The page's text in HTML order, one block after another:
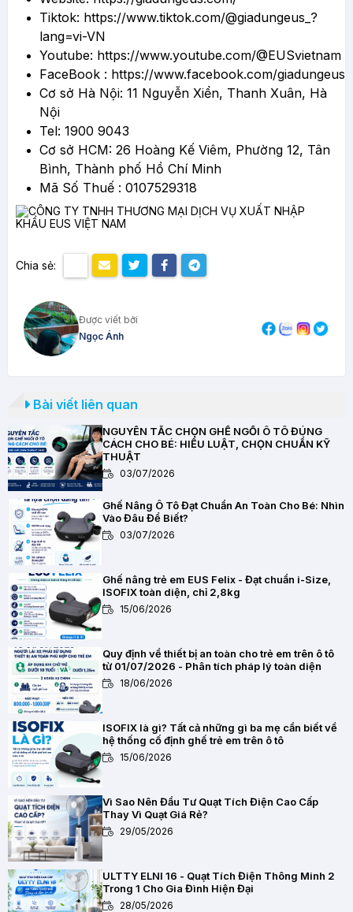
Tiktok: https://www.tiktok.com/@giadungeus_?
lang=vi-VN
Youtube: https://www.youtube.com/@EUSvietnam
FaceBook : https://www.facebook.com/giadungeus
Cơ sở Hà Nội: 11 Nguyễn Xiển, Thanh Xuân, Hà
Nội
Tel: 1900 9043
Cơ sở HCM: 26 Hoàng Kế Viêm, Phường 12, Tân
Bình, Thành phố Hồ Chí Minh
Mã Số Thuế : 0107529318
Chia sẻ:
Được viết bởi
Ngọc Ánh
Bài viết liên quan
NGUYÊN TẮC CHỌN GHẾ NGỒI Ô TÔ ĐÚNG
CÁCH CHO BÉ: HIỂU LUẬT, CHỌN CHUẨN KỸ
THUẬT
03/07/2026
Ghế Nâng Ô Tô Đạt Chuẩn An Toàn Cho Bé: Nhìn
Vào Đâu Để Biết?
03/07/2026
Ghế nâng trẻ em EUS Felix - Đạt chuẩn i-Size,
ISOFIX toàn diện, chỉ 2,8kg
15/06/2026
Quy định về thiết bị an toàn cho trẻ em trên ô tô
từ 01/07/2026 - Phân tích pháp lý toàn diện
18/06/2026
ISOFIX là gì? Tất cả những gì ba mẹ cần biết về
hệ thống cố định ghế trẻ em trên ô tô
15/06/2026
Vì Sao Nên Đầu Tư Quạt Tích Điện Cao Cấp
Thay Vì Quạt Giá Rẻ?
29/05/2026
ULTTY ELNI 16 - Quạt Tích Điện Thông Minh 2
Trong 1 Cho Gia Đình Hiện Đại
28/05/2026